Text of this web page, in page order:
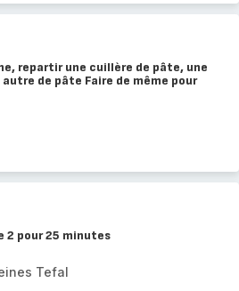
repartir une cuillère de pâte, une
de pâte Faire de même pour
2 pour 25 minutes
Tefal